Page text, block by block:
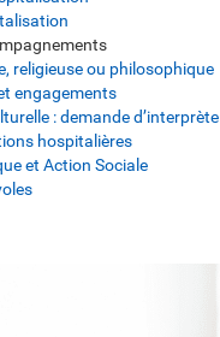
religieuse ou philosophique
engagements
: demande d’interprète
hospitalières
et Action Sociale